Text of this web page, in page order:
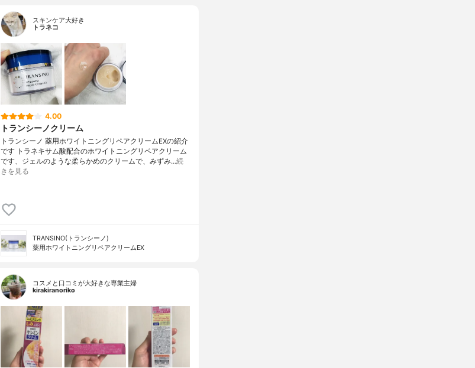
スキンケア大好き
トラネコ
4.00
トランシーノクリーム
トランシーノ 薬用ホワイトニングリペアクリームEXの紹介
です トラネキサム酸配合のホワイトニングリペアクリーム
です、ジェルのような柔らかめのクリームで、みずみ…続
きを見る
TRANSINO(トランシーノ)
薬用ホワイトニングリペアクリームEX
コスメと口コミが大好きな専業主婦
kirakiranoriko